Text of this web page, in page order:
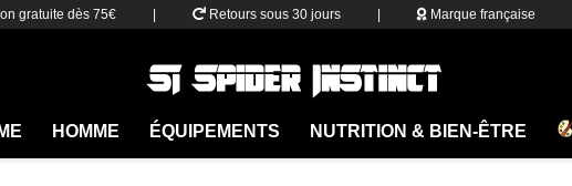
gratuite dès 75€ Retours sous 30 jours Marque française
HOMME ÉQUIPEMENTS NUTRITION & BIEN-ÊTRE